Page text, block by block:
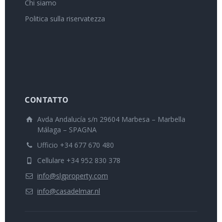
Chi siamo
Politica sulla riservatezza
CONTATTO
Avda Andalucía s/n 29604 Marbesa – Marbella
Málaga – SPAGNA
Ufficio +34 677 670 480
Cellulare +34 952 830 378
info@slgproperty.com
info@casadelmar.nl